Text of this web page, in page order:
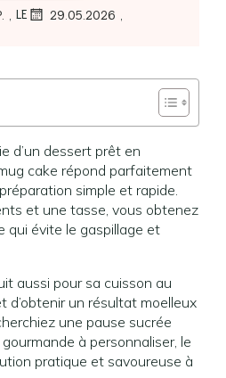
, LE 29.05.2026 ,
d’un dessert prêt en
cake répond parfaitement
simple et rapide.
et une tasse, vous obtenez
qui évite le gaspillage et
aussi pour sa cuisson au
d’obtenir un résultat moelleux
une pause sucrée
à personnaliser, le
pratique et savoureuse à